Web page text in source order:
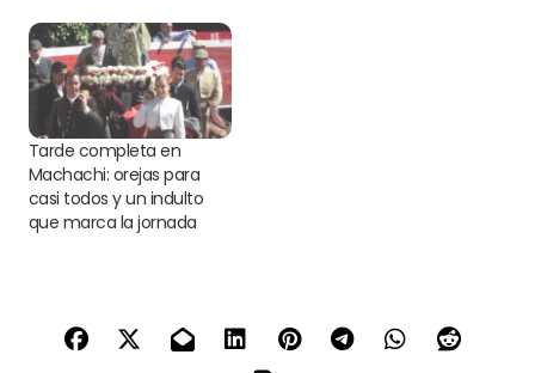
Tarde completa en
Machachi: orejas para
casi todos y un indulto
que marca la jornada